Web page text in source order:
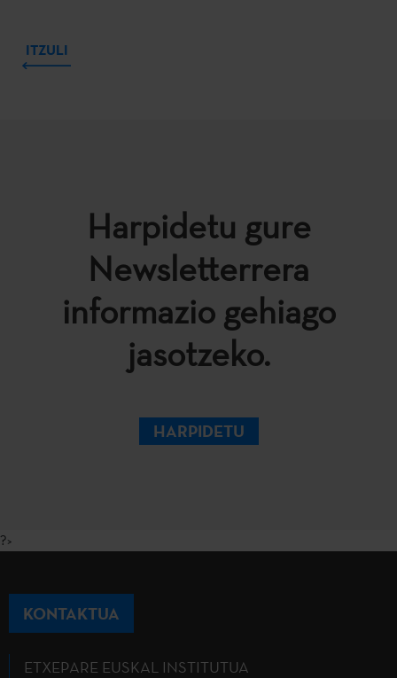
ITZULI
Harpidetu gure
Newsletterrera
informazio gehiago
jasotzeko.
HARPIDETU
?>
KONTAKTUA
ETXEPARE EUSKAL INSTITUTUA